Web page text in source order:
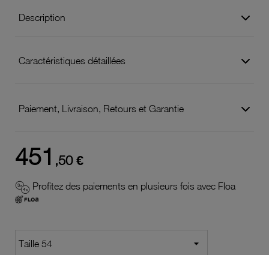
Description
Caractéristiques détaillées
Paiement, Livraison, Retours et Garantie
451 ,50 €
Profitez des paiements en plusieurs fois avec Floa